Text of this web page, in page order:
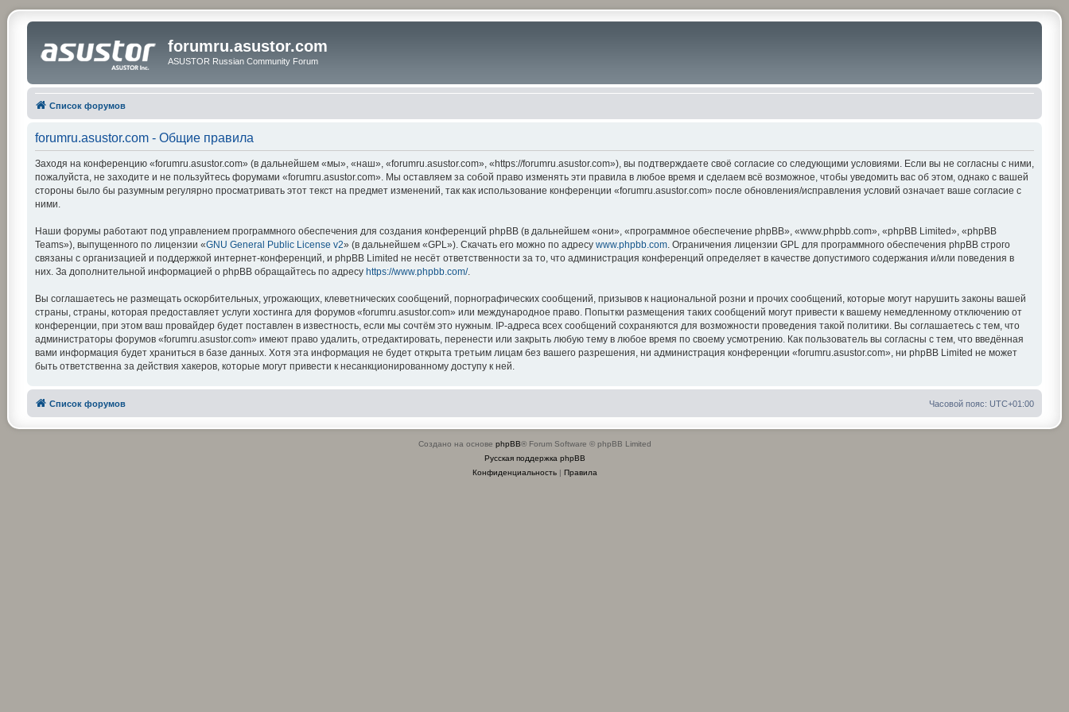
forumru.asustor.com
ASUSTOR Russian Community Forum
Список форумов
forumru.asustor.com - Общие правила
Заходя на конференцию «forumru.asustor.com» (в дальнейшем «мы», «наш», «forumru.asustor.com», «https://forumru.asustor.com»), вы подтверждаете своё согласие со следующими условиями. Если вы не согласны с ними,
пожалуйста, не заходите и не пользуйтесь форумами «forumru.asustor.com». Мы оставляем за собой право изменять эти правила в любое время и сделаем всё возможное, чтобы уведомить вас об этом, однако с вашей
стороны было бы разумным регулярно просматривать этот текст на предмет изменений, так как использование конференции «forumru.asustor.com» после обновления/исправления условий означает ваше согласие с
ними.
Наши форумы работают под управлением программного обеспечения для создания конференций phpBB (в дальнейшем «они», «программное обеспечение phpBB», «www.phpbb.com», «phpBB Limited», «phpBB
Teams»), выпущенного по лицензии «GNU General Public License v2» (в дальнейшем «GPL»). Скачать его можно по адресу www.phpbb.com. Ограничения лицензии GPL для программного обеспечения phpBB строго
связаны с организацией и поддержкой интернет-конференций, и phpBB Limited не несёт ответственности за то, что администрация конференций определяет в качестве допустимого содержания и/или поведения в
них. За дополнительной информацией о phpBB обращайтесь по адресу https://www.phpbb.com/.
Вы соглашаетесь не размещать оскорбительных, угрожающих, клеветнических сообщений, порнографических сообщений, призывов к национальной розни и прочих сообщений, которые могут нарушить законы вашей
страны, страны, которая предоставляет услуги хостинга для форумов «forumru.asustor.com» или международное право. Попытки размещения таких сообщений могут привести к вашему немедленному отключению от
конференции, при этом ваш провайдер будет поставлен в известность, если мы сочтём это нужным. IP-адреса всех сообщений сохраняются для возможности проведения такой политики. Вы соглашаетесь с тем, что
администраторы форумов «forumru.asustor.com» имеют право удалить, отредактировать, перенести или закрыть любую тему в любое время по своему усмотрению. Как пользователь вы согласны с тем, что введённая
вами информация будет храниться в базе данных. Хотя эта информация не будет открыта третьим лицам без вашего разрешения, ни администрация конференции «forumru.asustor.com», ни phpBB Limited не может
быть ответственна за действия хакеров, которые могут привести к несанкционированному доступу к ней.
Список форумов Часовой пояс: UTC+01:00
Создано на основе phpBB® Forum Software © phpBB Limited
Русская поддержка phpBB
Конфиденциальность| Правила